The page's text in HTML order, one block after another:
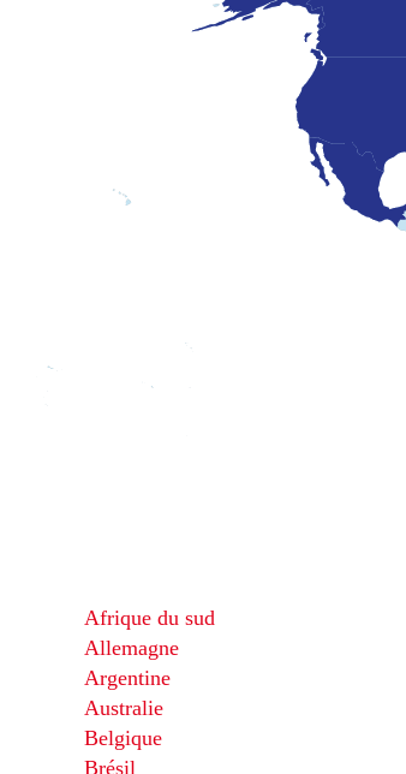
Afrique du sud
Allemagne
Argentine
Australie
Belgique
Brésil